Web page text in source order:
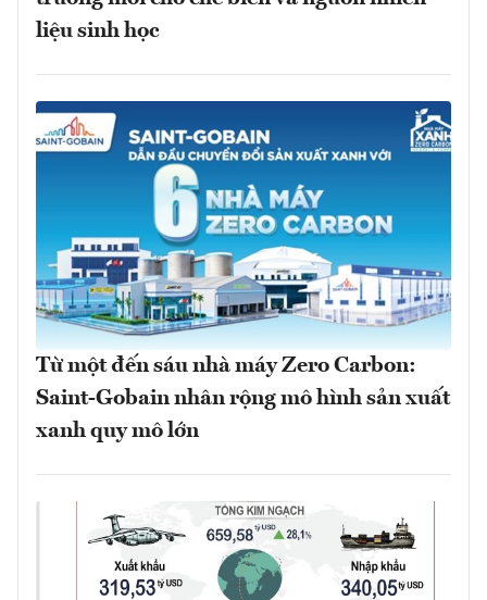
liệu sinh học
Từ một đến sáu nhà máy Zero Carbon:
Saint-Gobain nhân rộng mô hình sản xuất
xanh quy mô lớn